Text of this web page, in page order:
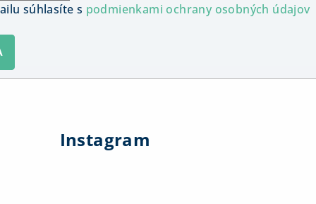
súhlasíte s podmienkami ochrany osobných údajov
Instagram